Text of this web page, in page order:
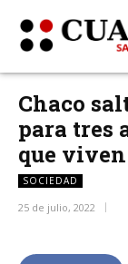
Chaco
para tres
que
SOCIEDAD
25 de julio, 2022